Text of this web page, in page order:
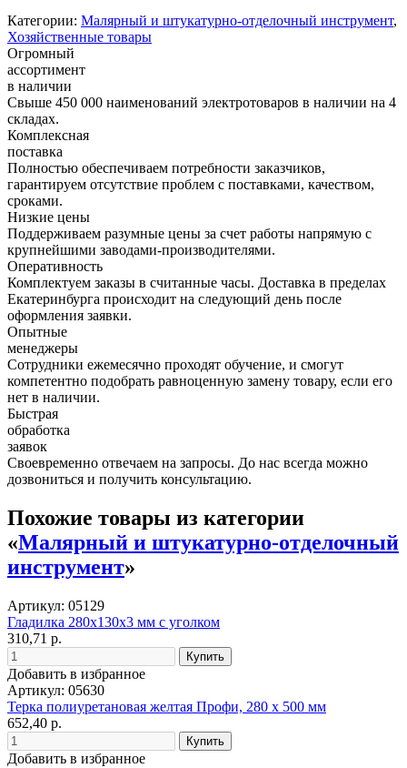
Категории: Малярный и штукатурно-отделочный инструмент,
Хозяйственные товары
Огромный
ассортимент
в наличии
Свыше 450 000 наименований электротоваров в наличии на 4
складах.
Комплексная
поставка
Полностью обеспечиваем потребности заказчиков,
гарантируем отсутствие проблем с поставками, качеством,
сроками.
Низкие цены
Поддерживаем разумные цены за счет работы напрямую с
крупнейшими заводами-производителями.
Оперативность
Комплектуем заказы в считанные часы. Доставка в пределах
Екатеринбурга происходит на следующий день после
оформления заявки.
Опытные
менеджеры
Сотрудники ежемесячно проходят обучение, и смогут
компетентно подобрать равноценную замену товару, если его
нет в наличии.
Быстрая
обработка
заявок
Своевременно отвечаем на запросы. До нас всегда можно
дозвониться и получить консультацию.
Похожие товары из категории
«Малярный и штукатурно-отделочный
инструмент»
Артикул: 05129
Гладилка 280х130х3 мм с уголком
310,71 р.
Добавить в избранное
Артикул: 05630
Терка полиуретановая желтая Профи, 280 х 500 мм
652,40 р.
Добавить в избранное